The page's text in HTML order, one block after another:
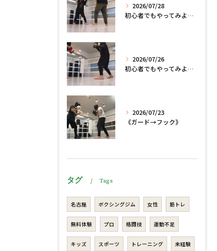
2026/07/28
初心者でもやってみよう、格闘技でダイエット脂肪燃焼🔥
2026/07/26
初心者でもやってみよう、格闘技でダイエット、脂肪燃焼🔥
2026/07/23
《ガード→フック》
タグ Tags
名古屋 ボクシングジム 女性 筋トレ
無料体験 プロ 格闘技 運動不足
キッズ スポーツ トレーニング 未経験